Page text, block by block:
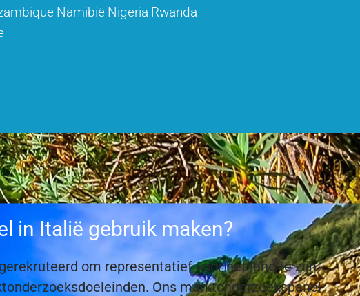
Namibië Nigeria Rwanda
in Italië gebruik maken?
om representatief voor het land te zijn
Ons marktonderzoekspanel